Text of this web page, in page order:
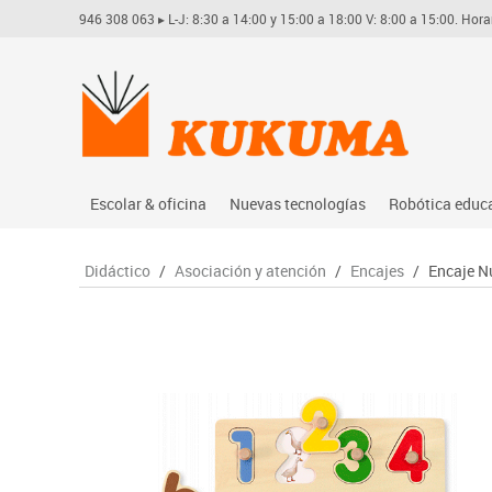
946 308 063 ▸ L-J: 8:30 a 14:00 y 15:00 a 18:00 V: 8:00 a 15:00.
Escolar & oficina
Archivo
Material escolar
Nuevas tecnologías
Audio
Videoconferencia
Videoproyección
Robótica
Arduino
Otros
Didáctico / Asociación y atención / Encajes / Encaje